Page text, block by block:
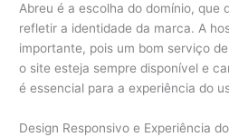
Abreu é a escolha do domínio, que
refletir a identidade da marca. A
importante, pois um bom serviço
o site esteja sempre disponível e
é essencial para a experiência do
Design Responsivo e Experiência